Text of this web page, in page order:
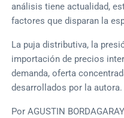
análisis tiene actualidad,
factores que disparan la
La puja distributiva, la
importación de precios
demanda, oferta
desarrollados por la autora.
Por AGUSTIN BORDAGARAY